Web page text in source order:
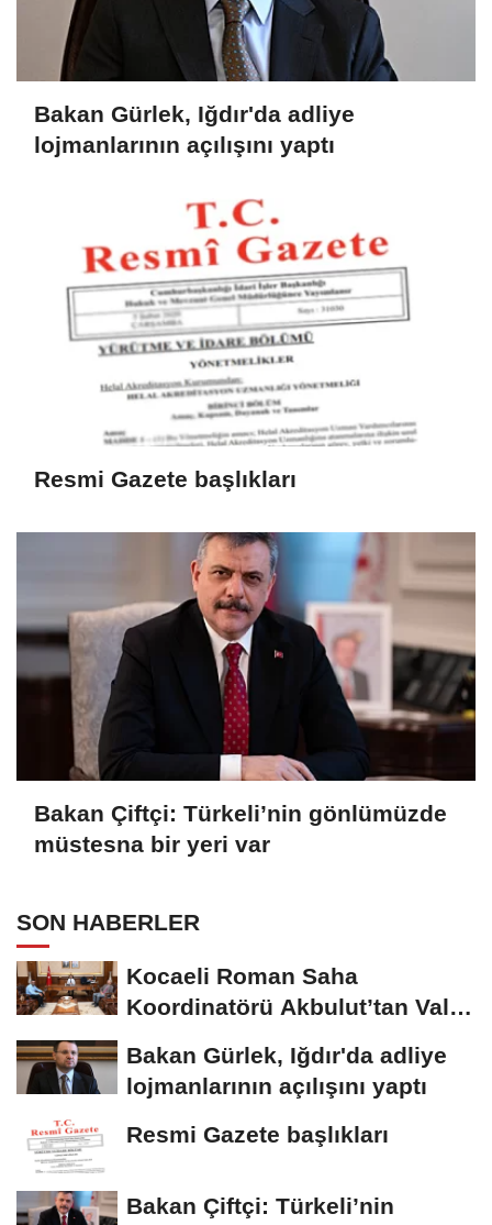
Bakan Gürlek, Iğdır'da adliye
lojmanlarının açılışını yaptı
Resmi Gazete başlıkları
Bakan Çiftçi: Türkeli’nin gönlümüzde
müstesna bir yeri var
SON HABERLER
Kocaeli Roman Saha
Koordinatörü Akbulut’tan Vali
Bakan Gürlek, Iğdır'da adliye
lojmanlarının açılışını yaptı
Resmi Gazete başlıkları
Bakan Çiftçi: Türkeli’nin